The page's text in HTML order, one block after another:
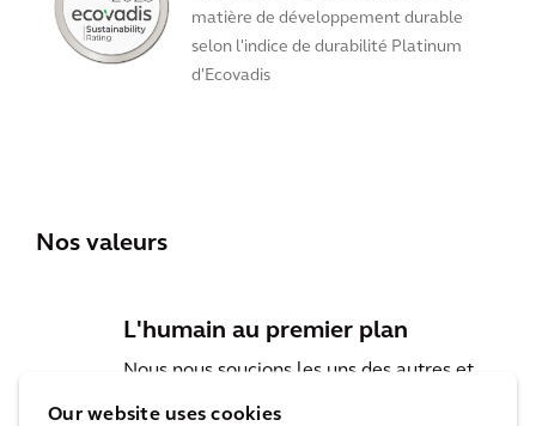
Our website uses cookies
matière de développement durable
selon l'indice de durabilité Platinum
d'Ecovadis
Nos valeurs
L'humain au premier plan
Nous nous soucions les uns des autres et
créons un environnement de travail sûr et